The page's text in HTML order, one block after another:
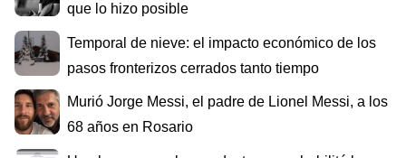
que lo hizo posible
Temporal de nieve: el impacto económico de los
pasos fronterizos cerrados tanto tiempo
Murió Jorge Messi, el padre de Lionel Messi, a los
68 años en Rosario